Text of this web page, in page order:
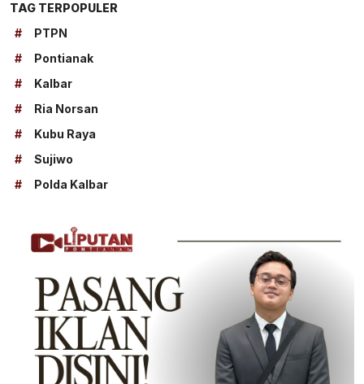
TAG TERPOPULER
#
PTPN
#
Pontianak
#
Kalbar
#
Ria Norsan
#
Kubu Raya
#
Sujiwo
#
Polda Kalbar